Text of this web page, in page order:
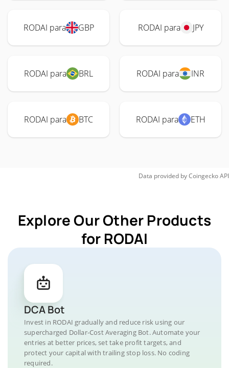
RODAI para GBP RODAI para JPY
RODAI para BRL RODAI para INR
RODAI para BTC RODAI para ETH
Data provided byCoingeckoAPI
Explore Our Other Products
for RODAI
DCA Bot
Invest in RODAI gradually and reduce risk using our
supercharged Dollar-Cost Averaging Bot. Automate your
entries at better prices, set take profit targets, and
protect your capital with trailing stop loss. No coding
required.